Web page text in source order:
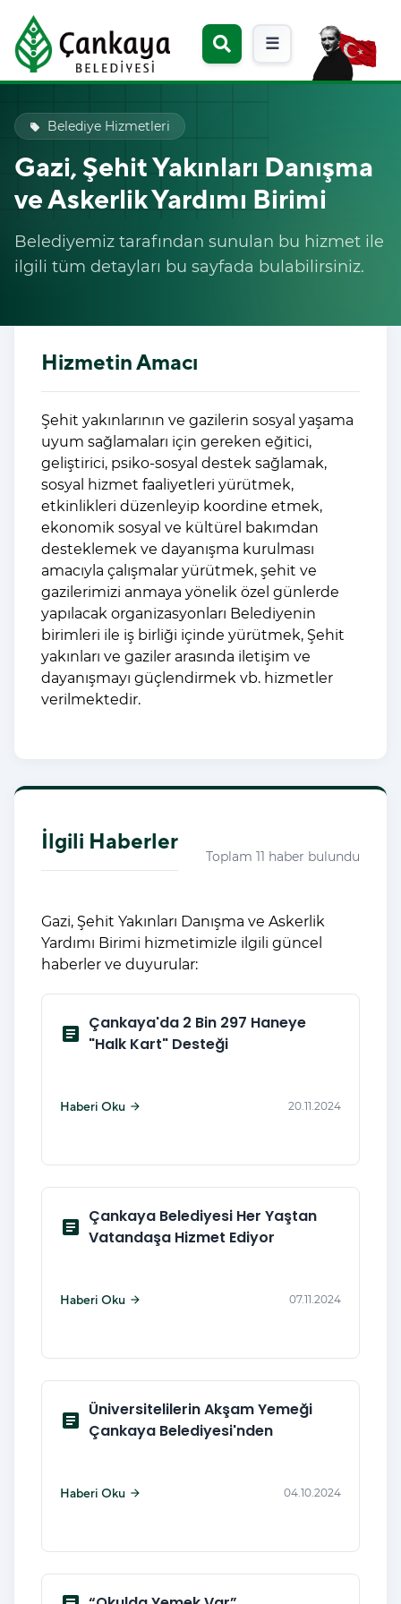
☰
local_offer Belediye Hizmetleri
Gazi, Şehit Yakınları Danışma
ve Askerlik Yardımı Birimi
Belediyemiz tarafından sunulan bu hizmet ile
ilgili tüm detayları bu sayfada bulabilirsiniz.
Hizmetin Amacı
Şehit yakınlarının ve gazilerin sosyal yaşama
uyum sağlamaları için gereken eğitici,
geliştirici, psiko-sosyal destek sağlamak,
sosyal hizmet faaliyetleri yürütmek,
etkinlikleri düzenleyip koordine etmek,
ekonomik sosyal ve kültürel bakımdan
desteklemek ve dayanışma kurulması
amacıyla çal ışmalar yürütmek, şehit ve
gazilerimizi anmaya yönelik özel günlerde
yapılacak organizasyonları Belediyenin
birimleri ile iş birliği içinde yürütmek, Şehit
yakınları ve gaziler arasında iletişim ve
dayanışmayı güçlendirmek vb. hizmetler
verilmektedir.
İlgili Haberler
Toplam 11 haber bulundu
Gazi, Şehit Yakınları Danışma ve Askerlik
Yardımı Birimi hizmetimizle ilgili güncel
haberler ve duyurular:
article
Çankaya'da 2 Bin 297 Haneye
"Halk Kart" Desteği
Haberi Oku arrow_forward 20.11.2024
article
Çankaya Belediyesi Her Yaştan
Vatandaşa Hizmet Ediyor
Haberi Oku arrow_forward 07.11.2024
article
Üniversitelilerin Akşam Yemeği
Çankaya Belediyesi'nden
Haberi Oku arrow_forward 04.10.2024